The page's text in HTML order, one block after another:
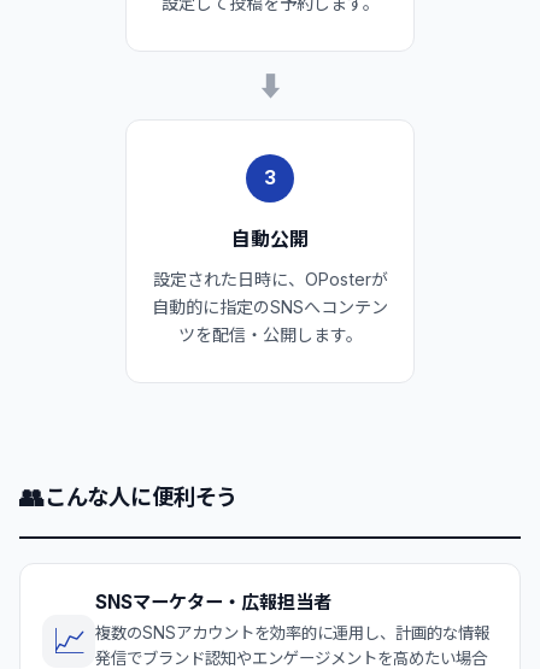
➡
3
自動公開
設定された日時に、OPosterが
自動的に指定のSNSへコンテン
ツを配信・公開します。
👥こんな人に便利そう
📈
SNSマーケター・広報担当者
複数のSNSアカウントを効率的に運用し、計画的な情報
発信でブランド認知やエンゲージメントを高めたい場合